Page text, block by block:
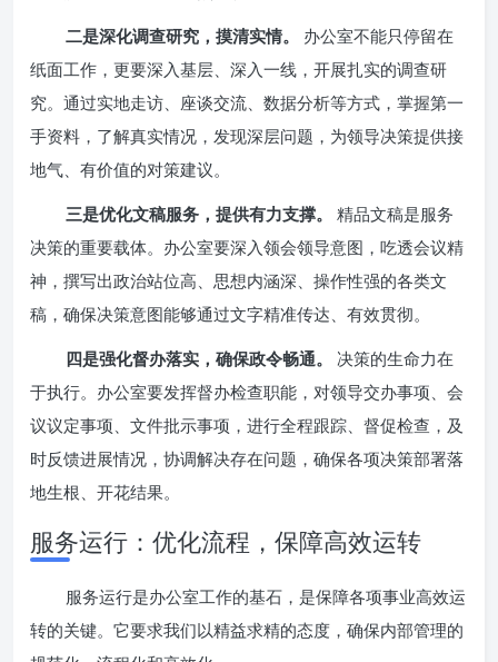
二是深化调查研究，摸清实情。
办公室不能只停留在
纸面工作，更要深入基层、深入一线，开展扎实的调查研
究。通过实地走访、座谈交流、数据分析等方式，掌握第一
手资料，了解真实情况，发现深层问题，为领导决策提供接
地气、有价值的对策建议。
三是优化文稿服务，提供有力支撑。
精品文稿是服务
决策的重要载体。办公室要深入领会领导意图，吃透会议精
神，撰写出政治站位高、思想内涵深、操作性强的各类文
稿，确保决策意图能够通过文字精准传达、有效贯彻。
四是强化督办落实，确保政令畅通。
决策的生命力在
于执行。办公室要发挥督办检查职能，对领导交办事项、会
议议定事项、文件批示事项，进行全程跟踪、督促检查，及
时反馈进展情况，协调解决存在问题，确保各项决策部署落
地生根、开花结果。
服务运行：优化流程，保障高效运转
服务运行是办公室工作的基石，是保障各项事业高效运
转的关键。它要求我们以精益求精的态度，确保内部管理的